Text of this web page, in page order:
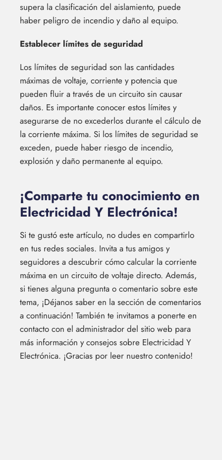
supera la clasificación del aislamiento, puede
haber peligro de incendio y daño al equipo.
Establecer límites de seguridad
Los límites de seguridad son las cantidades
máximas de voltaje, corriente y potencia que
pueden fluir a través de un circuito sin causar
daños. Es importante conocer estos límites y
asegurarse de no excederlos durante el cálculo de
la corriente máxima. Si los límites de seguridad se
exceden, puede haber riesgo de incendio,
explosión y daño permanente al equipo.
¡Comparte tu conocimiento en
Electricidad Y Electrónica!
Si te gustó este artículo, no dudes en compartirlo
en tus redes sociales. Invita a tus amigos y
seguidores a descubrir cómo calcular la corriente
máxima en un circuito de voltaje directo. Además,
si tienes alguna pregunta o comentario sobre este
tema, ¡Déjanos saber en la sección de comentarios
a continuación! También te invitamos a ponerte en
contacto con el administrador del sitio web para
más información y consejos sobre Electricidad Y
Electrónica. ¡Gracias por leer nuestro contenido!